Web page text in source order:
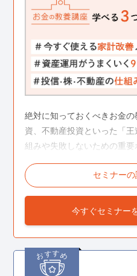
絶対に知っておくべきお金
資、不動産投資といった「
組みや失敗しないための重
す。
こんな人におす
お金や資産運用について勉
資産運用を始めたいけれど
い
セミナー
今すぐセミナー
おすすめ